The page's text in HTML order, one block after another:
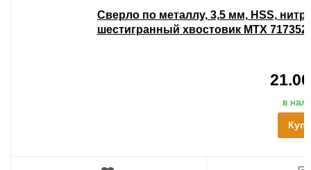
Сверло по металлу, 3,5 мм, HSS,
шестигранный хвостовик MTX
в